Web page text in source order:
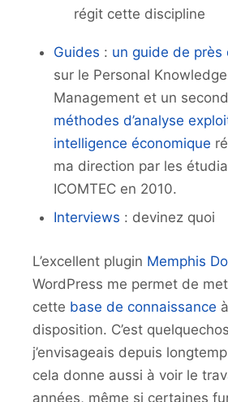
régit cette discipline
Guides : un guide de près
sur le Personal Knowledge
Management et un
méthodes d’analyse
intelligence économique
ma direction par les
ICOMTEC en 2010.
Interviews : devinez quoi
L’excellent plugin Memphis
WordPress me permet de
cette base de connaissance
disposition. C’est
j’envisageais depuis
cela donne aussi à voir le
années, même si certaines